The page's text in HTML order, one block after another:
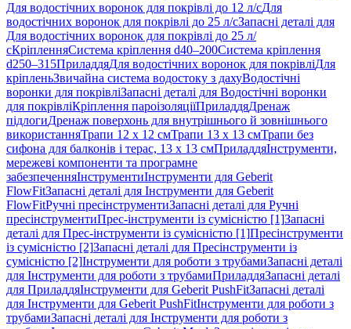
Для водостічних воронок для покрівлі до 12 л/сДля
водостічних воронок для покрівлі до 25 л/сЗапасні деталі для
Для водостічних воронок для покрівлі до 25 л/
сКріпленняСистема кріплення d40–200Система кріплення
d250–315ПриладдяДля водостічних воронок для покрівліДля
кріпленьЗвичайна система водостоку з дахуВодостічні
воронки для покрівліЗапасні деталі для Водостічні воронки
для покрівліКріплення пароізоляціїПриладдяДренаж
підлогиДренаж поверхонь для внутрішнього й зовнішнього
використанняТрапи 12 x 12 смТрапи 13 x 13 смТрапи без
сифона для балконів і терас, 13 x 13 смПриладдяІнструменти,
мережеві компоненти та програмне
забезпеченняІнструментиІнструменти для Geberit
FlowFitЗапасні деталі для Інструменти для Geberit
FlowFitРучні пресінструментиЗапасні деталі для Ручні
пресінструментиПрес-інструменти із сумісністю [1]Запасні
деталі для Прес-інструменти із сумісністю [1]Пресінструменти
із сумісністю [2]Запасні деталі для Пресінструменти із
сумісністю [2]Інструменти для роботи з трубамиЗапасні деталі
для Інструменти для роботи з трубамиПриладдяЗапасні деталі
для ПриладдяІнструменти для Geberit PushFitЗапасні деталі
для Інструменти для Geberit PushFitІнструменти для роботи з
трубамиЗапасні деталі для Інструменти для роботи з